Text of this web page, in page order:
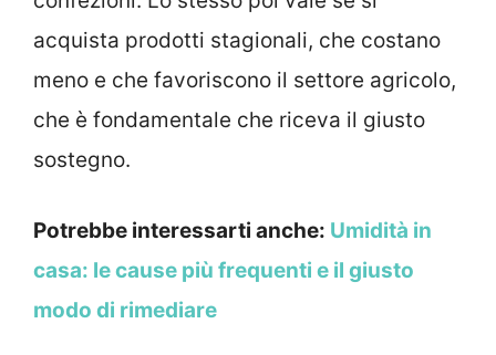
acquista prodotti stagionali, che costano
meno e che favoriscono il settore agricolo,
che è fondamentale che riceva il giusto
sostegno.
Potrebbe interessarti anche: Umidità in
casa: le cause più frequenti e il giusto
modo di rimediare